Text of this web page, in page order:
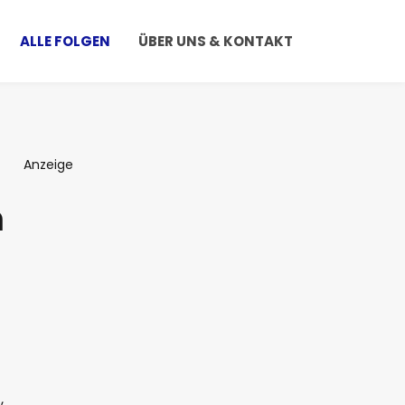
ALLE FOLGEN ÜBER UNS & KONTAKT
Anzeige